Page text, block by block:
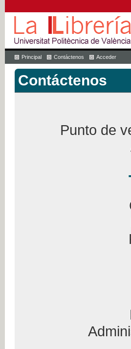
Principal Contáctenos Acceder
Contáctenos
Punto de